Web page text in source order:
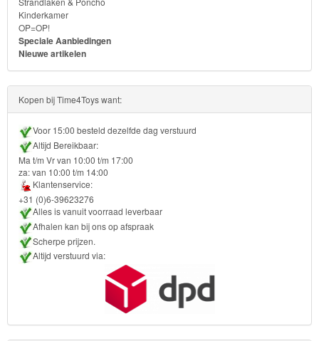
Transformers
Back
to
School
Strandlaken
&
Poncho
Kinderkamer
OP=OP!
Kinderkamer
OP=OP!
Speciale Aanbiedingen
Nieuwe artikelen
Kopen bij Time4Toys want:
Voor 15:00 besteld dezelfde dag verstuurd
Altijd Bereikbaar:
Ma t/m Vr van 10:00 t/m 17:00
za: van 10:00 t/m 14:00
Klantenservice:
+31 (0)6-39623276
Alles is vanuit voorraad leverbaar
Afhalen kan bij ons op afspraak
Scherpe prijzen.
Altijd verstuurd via: